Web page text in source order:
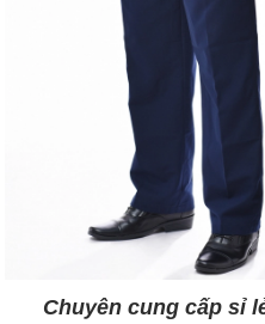
Chuyên cung cấp sỉ